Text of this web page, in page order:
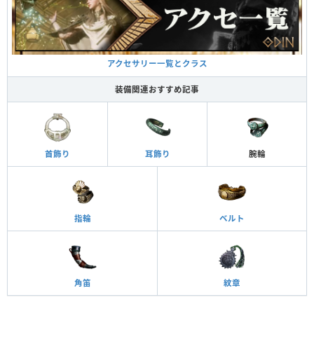
アクセサリー一覧とクラス
装備関連おすすめ記事
首飾り 耳飾り 腕輪
指輪 ベルト
角笛 紋章